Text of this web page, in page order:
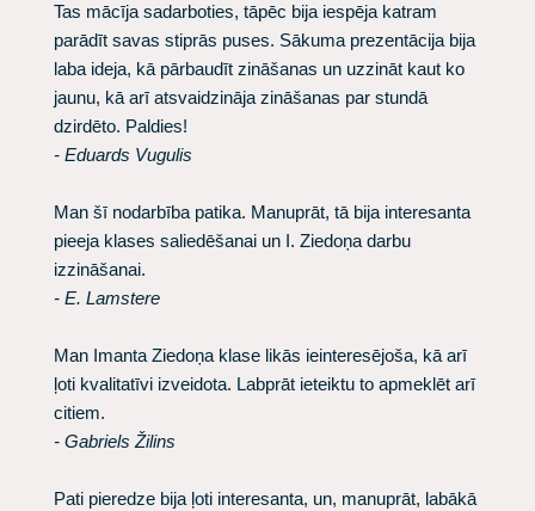
Tas mācīja sadarboties, tāpēc bija iespēja katram
parādīt savas stiprās puses. Sākuma prezentācija bija
laba ideja, kā pārbaudīt zināšanas un uzzināt kaut ko
jaunu, kā arī atsvaidzināja zināšanas par stundā
dzirdēto. Paldies!
- Eduards Vugulis
Man šī nodarbība patika. Manuprāt, tā bija interesanta
pieeja klases saliedēšanai un I. Ziedoņa darbu
izzināšanai.
- E. Lamstere
Man Imanta Ziedoņa klase likās ieinteresējoša, kā arī
ļoti kvalitatīvi izveidota. Labprāt ieteiktu to apmeklēt arī
citiem.
- Gabriels Žilins
Pati pieredze bija ļoti interesanta, un, manuprāt, labākā